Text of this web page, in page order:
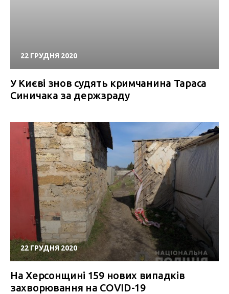
22 ГРУДНЯ 2020
У Києві знов судять кримчанина Тараса
Синичака за держзраду
22 ГРУДНЯ 2020
На Херсонщині 159 нових випадків
захворювання на COVID-19